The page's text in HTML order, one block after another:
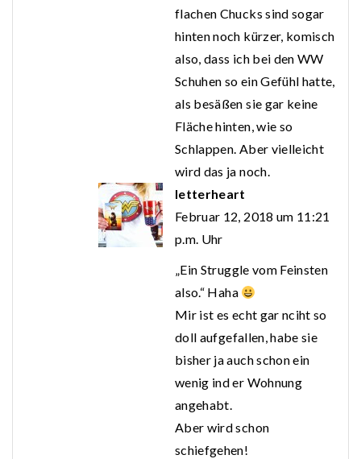
flachen Chucks sind sogar
hinten noch kürzer, komisch
also, dass ich bei den WW
Schuhen so ein Gefühl hatte,
als besäßen sie gar keine
Fläche hinten, wie so
Schlappen. Aber vielleicht
wird das ja noch.
letterheart
Februar 12, 2018 um 11:21
p.m. Uhr
„Ein Struggle vom Feinsten
also.“ Haha
Mir ist es echt gar nciht so
doll aufgefallen, habe sie
bisher ja auch schon ein
wenig ind er Wohnung
angehabt.
Aber wird schon
schiefgehen!